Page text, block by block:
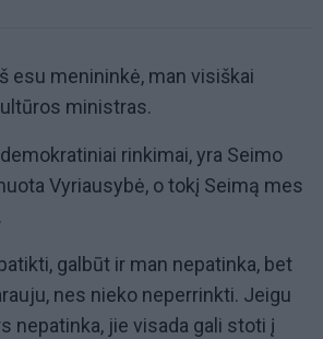
esu menininkė, man visiškai
ministras.
rinkimai, yra Seimo
Vyriausybė, o tokį Seimą mes
galbūt ir man nepatinka, bet
nes nieko neperrinkti. Jeigu
nepatinka, jie visada gali stoti į